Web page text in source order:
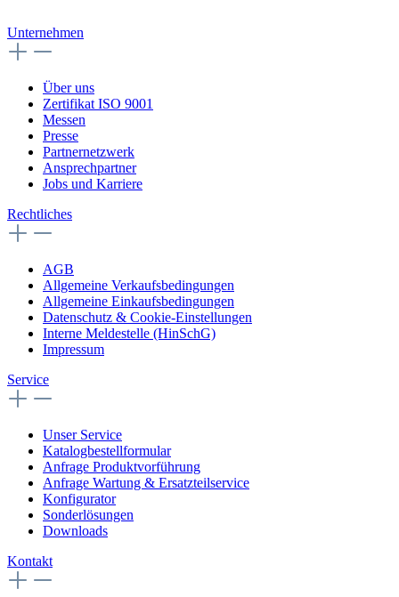
Unternehmen
Über uns
Zertifikat ISO 9001
Messen
Presse
Partnernetzwerk
Ansprechpartner
Jobs und Karriere
Rechtliches
AGB
Allgemeine Verkaufsbedingungen
Allgemeine Einkaufsbedingungen
Datenschutz & Cookie-Einstellungen
Interne Meldestelle (HinSchG)
Impressum
Service
Unser Service
Katalogbestellformular
Anfrage Produktvorführung
Anfrage Wartung & Ersatzteilservice
Konfigurator
Sonderlösungen
Downloads
Kontakt